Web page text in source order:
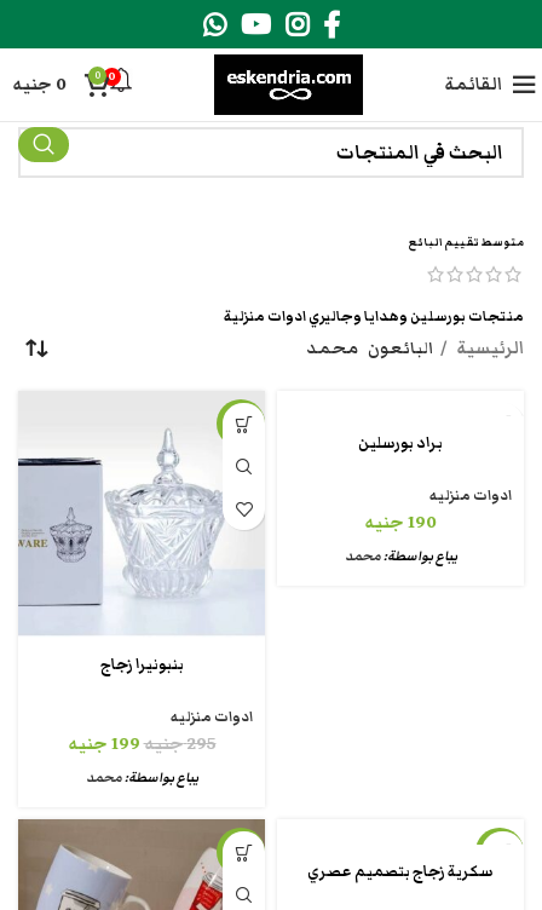
القائمة 0
0
0 جنيه
متوسط تقييم البائع
منتجات بورسلين وهدايا وجاليري ادوات منزلية
الرئيسية البائعون محمد
براد بورسلين
ادوات منزليه
190جنيه
يباع بواسطة:محمد
-33%
بنبونيرا زجاج
ادوات منزليه
295جنيه199جنيه
يباع بواسطة:محمد
سكرية زجاج بتصميم عصري
-18%